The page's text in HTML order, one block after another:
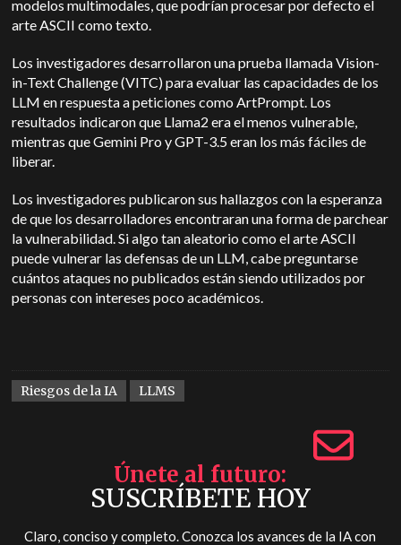
modelos multimodales, que podrían procesar por defecto el
arte ASCII como texto.
Los investigadores desarrollaron una prueba llamada Vision-
in-Text Challenge (VITC) para evaluar las capacidades de los
LLM en respuesta a peticiones como ArtPrompt. Los
resultados indicaron que Llama2 era el menos vulnerable,
mientras que Gemini Pro y GPT-3.5 eran los más fáciles de
liberar.
Los investigadores publicaron sus hallazgos con la esperanza
de que los desarrolladores encontraran una forma de parchear
la vulnerabilidad. Si algo tan aleatorio como el arte ASCII
puede vulnerar las defensas de un LLM, cabe preguntarse
cuántos ataques no publicados están siendo utilizados por
personas con intereses poco académicos.
Riesgos de la IA LLMS
Únete al futuro
SUSCRÍBETE HOY
Claro, conciso y completo. Conozca los avances de la IA con